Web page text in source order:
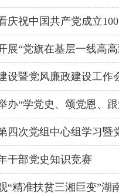
庆祝中国共产党成立
展“党旗在基层一线高
设暨党风廉政建设工作
办“学党史、颂党恩、
四次党组中心组学习
干部党史知识竞赛
“精准扶贫三湘巨变”湖